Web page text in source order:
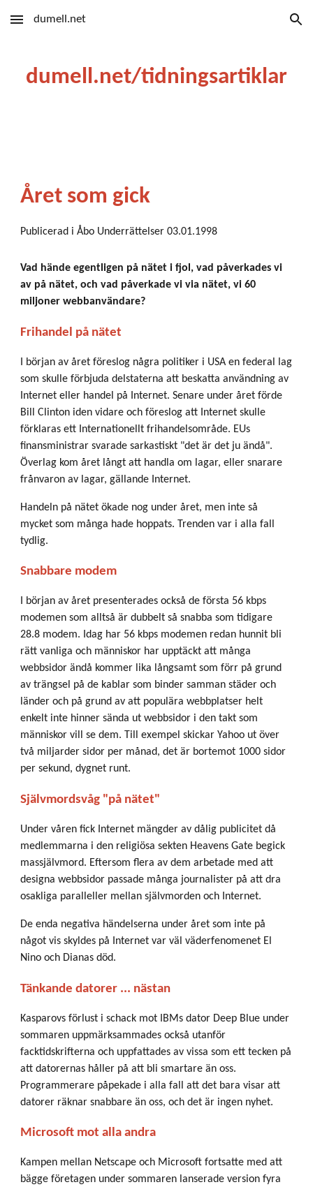
Skip to main content Skip to navigation
dumell.net
dumell.net/tidningsartiklar
Året som gick
Publicerad i Åbo Underrättelser 03.01.1998
Vad hände egentligen på nätet i fjol, vad påverkades vi
av på nätet, och vad påverkade vi via nätet, vi 60
miljoner webbanvändare?
Frihandel på nätet
I början av året föreslog några politiker i USA en federal lag
som skulle förbjuda delstaterna att beskatta användning av
Internet eller handel på Internet. Senare under året förde
Bill Clinton iden vidare och föreslog att Internet skulle
förklaras ett Internationellt frihandelsområde. EUs
finansministrar svarade sarkastiskt "det är det ju ändå".
Överlag kom året långt att handla om lagar, eller snarare
frånvaron av lagar, gällande Internet.
Handeln på nätet ökade nog under året, men inte så
mycket som många hade hoppats. Trenden var i alla fall
tydlig.
Snabbare modem
I början av året presenterades också de första 56 kbps
modemen som alltså är dubbelt så snabba som tidigare
28.8 modem. Idag har 56 kbps modemen redan hunnit bli
rätt vanliga och människor har upptäckt att många
webbsidor ändå kommer lika långsamt som förr på grund
av trängsel på de kablar som binder samman städer och
länder och på grund av att populära webbplatser helt
enkelt inte hinner sända ut webbsidor i den takt som
människor vill se dem. Till exempel skickar Yahoo ut över
två miljarder sidor per månad, det är bortemot 1000 sidor
per sekund, dygnet runt.
Självmordsvåg "på nätet"
Under våren fick Internet mängder av dålig publicitet då
medlemmarna i den religiösa sekten Heavens Gate begick
massjälvmord. Eftersom flera av dem arbetade med att
designa webbsidor passade många journalister på att dra
osakliga paralleller mellan självmorden och Internet.
De enda negativa händelserna under året som inte på
något vis skyldes på Internet var väl väderfenomenet El
Nino och Dianas död.
Tänkande datorer ... nästan
Kasparovs förlust i schack mot IBMs dator Deep Blue under
sommaren uppmärksammades också utanför
facktidskrifterna och uppfattades av vissa som ett tecken på
att datorernas håller på att bli smartare än oss.
Programmerare påpekade i alla fall att det bara visar att
datorer räknar snabbare än oss, och det är ingen nyhet.
Microsoft mot alla andra
Kampen mellan Netscape och Microsoft fortsatte med att
bägge företagen under sommaren lanserade version fyra